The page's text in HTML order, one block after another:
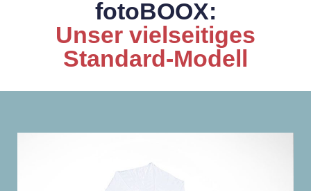
fotoBOOX:
Unser vielseitiges
Standard-Modell